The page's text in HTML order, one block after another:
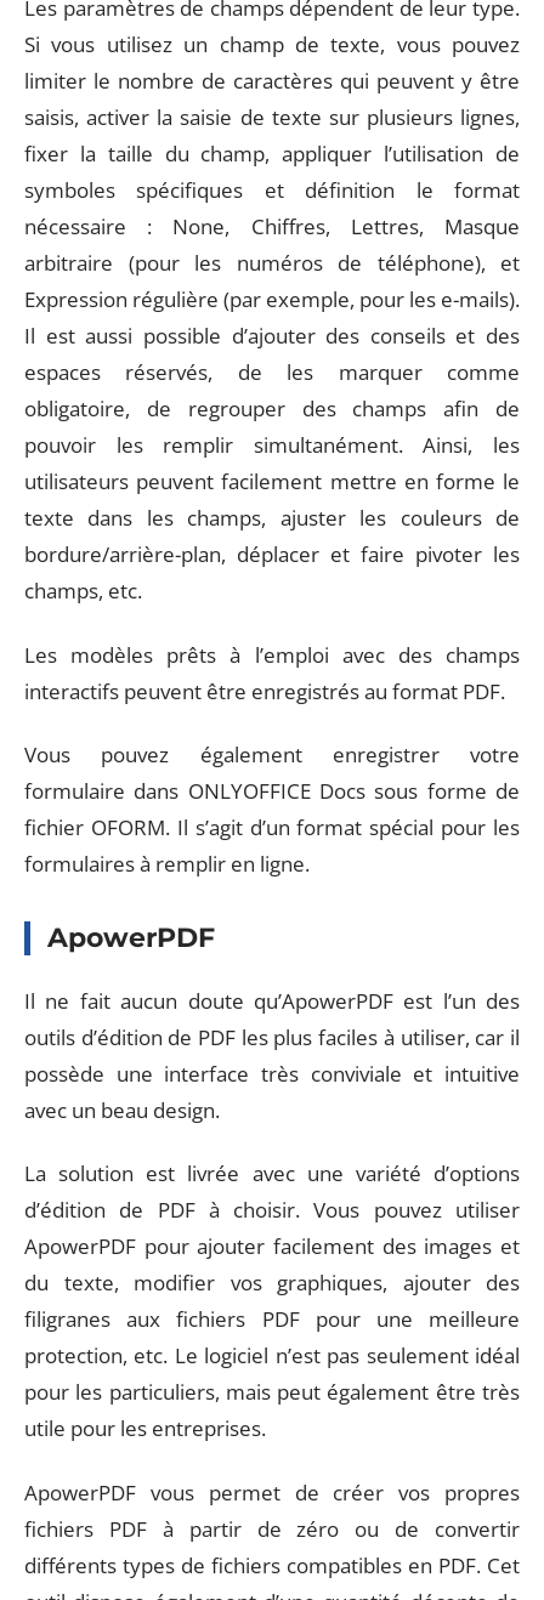
Les paramètres de champs dépendent de leur type.
Si vous utilisez un champ de texte, vous pouvez
limiter le nombre de caractères qui peuvent y être
saisis, activer la saisie de texte sur plusieurs lignes,
fixer la taille du champ, appliquer l’utilisation de
symboles spécifiques et définition le format
nécessaire : None, Chiffres, Lettres, Masque
arbitraire (pour les numéros de téléphone), et
Expression régulière (par exemple, pour les e-mails).
Il est aussi possible d’ajouter des conseils et des
espaces réservés, de les marquer comme
obligatoire, de regrouper des champs afin de
pouvoir les remplir simultanément. Ainsi, les
utilisateurs peuvent facilement mettre en forme le
texte dans les champs, ajuster les couleurs de
bordure/arrière-plan, déplacer et faire pivoter les
champs, etc.
Les modèles prêts à l’emploi avec des champs
interactifs peuvent être enregistrés au format PDF.
Vous pouvez également enregistrer votre
formulaire dans ONLYOFFICE Docs sous forme de
fichier OFORM. Il s’agit d’un format spécial pour les
formulaires à remplir en ligne.
ApowerPDF
Il ne fait aucun doute qu’ApowerPDF est l’un des
outils d’édition de PDF les plus faciles à utiliser, car il
possède une interface très conviviale et intuitive
avec un beau design.
La solution est livrée avec une variété d’options
d’édition de PDF à choisir. Vous pouvez utiliser
ApowerPDF pour ajouter facilement des images et
du texte, modifier vos graphiques, ajouter des
filigranes aux fichiers PDF pour une meilleure
protection, etc. Le logiciel n’est pas seulement idéal
pour les particuliers, mais peut également être très
utile pour les entreprises.
ApowerPDF vous permet de créer vos propres
fichiers PDF à partir de zéro ou de convertir
différents types de fichiers compatibles en PDF. Cet